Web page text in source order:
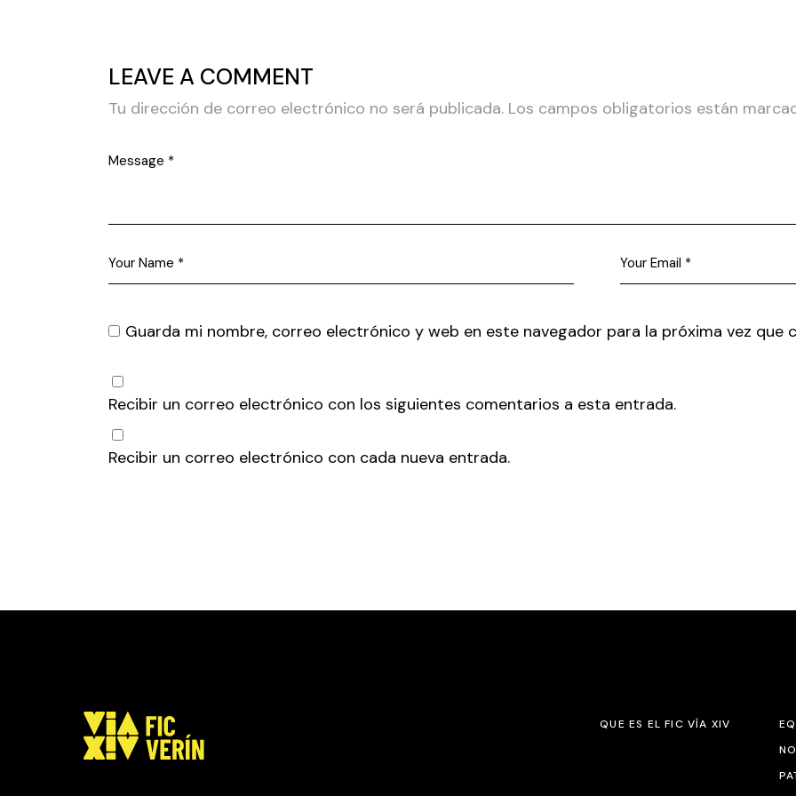
LEAVE A COMMENT
Tu dirección de correo electrónico no será publicada. Los campos obligatorios están
Guarda mi nombre, correo electrónico y web en este navegador para la próxima vez que
Recibir un correo electrónico con los siguientes comentarios a esta entrada.
Recibir un correo electrónico con cada nueva entrada.
QUE ES EL FIC VÍA XIV